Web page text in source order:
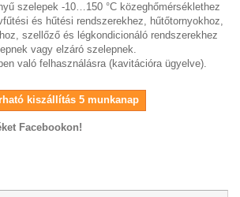
szelepek -10…150 °C közeghőmérséklethez
és hűtési rendszerekhez, hűtőtornyokhoz,
szellőző és légkondicionáló rendszerekhez
vagy elzáró szelepnek.
való felhasználásra (kavitációra ügyelve).
kiszállítás 5 munkanap
Facebookon!